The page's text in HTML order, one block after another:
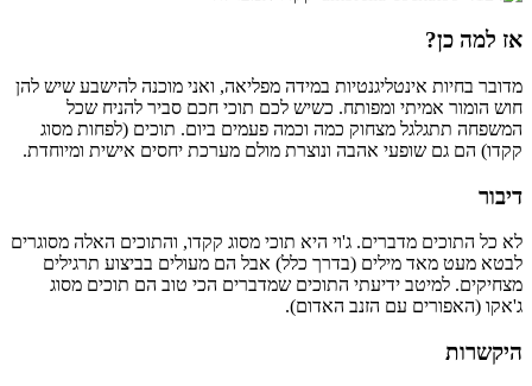
אז למה כן?
מדובר בחיות אינטליגנטיות במידה מפליאה, ואני מוכנה להישבע שיש להן
חוש הומור אמיתי ומפותח. כשיש לכם תוכי חכם סביר להניח שכל
המשפחה תתגלגל מצחוק כמה וכמה פעמים ביום. תוכים (לפחות מסוג
קקדו) הם גם שופעי אהבה ונוצרת מולם מערכת יחסים אישית ומיוחדת.
דיבור
לא כל התוכים מדברים. ג'וי היא תוכי מסוג קקדו, והתוכים האלה מסוגרים
לבטא מעט מאד מילים (בדרך כלל) אבל הם מעולים בביצוע תרגילים
מצחיקים. למיטב ידיעתי התוכים שמדברים הכי טוב הם תוכים מסוג
ג'אקו (האפורים עם הזנב האדום).
היקשרות